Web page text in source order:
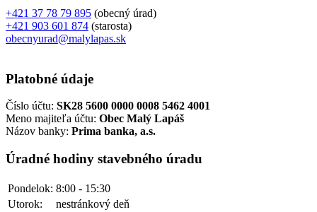
+421 37 78 79 895 (obecný úrad)
+421 903 601 874 (starosta)
obecnyurad@malylapas.sk
Platobné údaje
Číslo účtu: SK28 5600 0000 0008 5462 4001
Meno majiteľa účtu: Obec Malý Lapáš
Názov banky: Prima banka, a.s.
Úradné hodiny stavebného úradu
Pondelok: 8:00 - 15:30
Utorok:
nestránkový deň